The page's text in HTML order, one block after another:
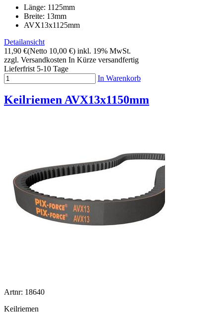
Länge: 1125mm
Breite: 13mm
AVX13x1125mm
Detailansicht
11,90 €(Netto 10,00 €) inkl. 19% MwSt.
zzgl. Versandkosten In Kürze versandfertig
Lieferfrist 5-10 Tage
In Warenkorb
Keilriemen AVX13x1150mm
Artnr: 18640
Keilriemen